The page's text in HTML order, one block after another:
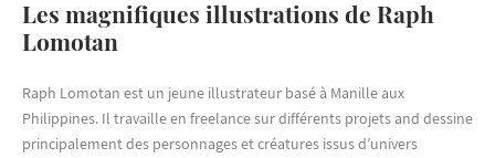
Les magnifiques illustrations de Raph
Lomotan
Raph Lomotan est un jeune illustrateur basé à Manille aux
Philippines. Il travaille en freelance sur différents projets and dessine
principalement des personnages et créatures issus d’univers